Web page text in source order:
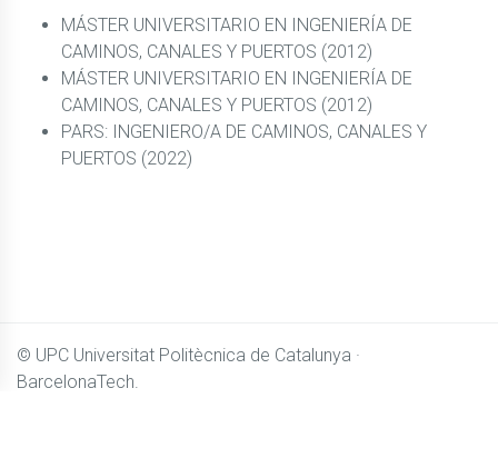
MÁSTER UNIVERSITARIO EN INGENIERÍA DE
CAMINOS, CANALES Y PUERTOS (2012)
MÁSTER UNIVERSITARIO EN INGENIERÍA DE
CAMINOS, CANALES Y PUERTOS (2012)
PARS: INGENIERO/A DE CAMINOS, CANALES Y
PUERTOS (2022)
© UPC Universitat Politècnica de Catalunya ·
BarcelonaTech.